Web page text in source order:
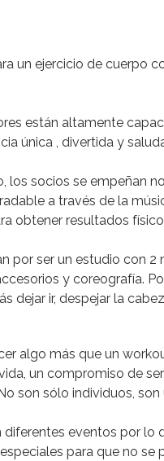
un ejercicio de cuerpo
están altamente
única , divertida y
los socios se empeñan
a través de la
obtener resultados
por ser un estudio con
y coreografía.
dejar ir, despejar la
algo más que un
un compromiso de
son sólo individuos, son
diferentes eventos por lo
para que no se